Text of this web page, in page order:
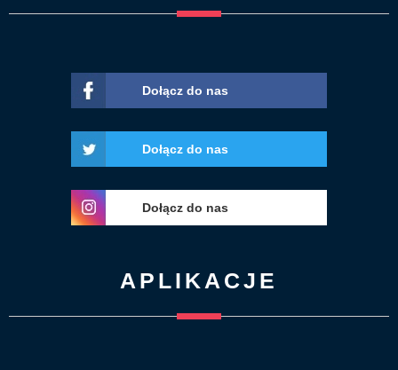
Dołącz do nas
Dołącz do nas
Dołącz do nas
APLIKACJE